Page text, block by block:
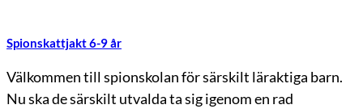
Spionskattjakt 6-9 år
Välkommen till spionskolan för särskilt läraktiga barn.
Nu ska de särskilt utvalda ta sig igenom en rad